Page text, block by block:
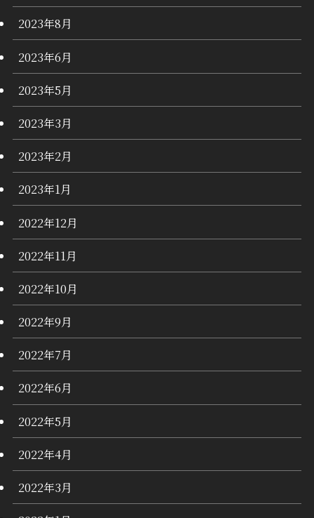
2023年8月
2023年6月
2023年5月
2023年3月
2023年2月
2023年1月
2022年12月
2022年11月
2022年10月
2022年9月
2022年7月
2022年6月
2022年5月
2022年4月
2022年3月